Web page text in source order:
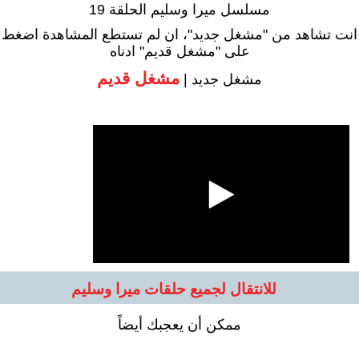
مسلسل ميرا وسليم الحلقة 19
انت تشاهد من "مشغل جديد"، ان لم تستطع المشاهدة اضغط
على "مشغل قديم" ادناه
مشغل جديد | مشغل قديم
للانتقال لجميع حلقات ميرا وسليم
ممكن أن يعجبك أيضاً